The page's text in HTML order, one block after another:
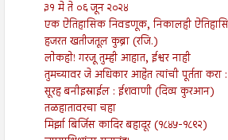
३१ मे ते ०६ जून २०२४
एक ऐतिहासिक निवडणूक, निकालही
हजरत खतीजतूल कुब्रा (रजि.)
लोकहो! गरजू तुम्ही आहात, ईश्वर नाही
तुमच्यावर जे अधिकार आहेत त्यांची पूर्तता करा :
सूरह बनीइस्राईल : ईशवाणी (दिव्य कुरआन)
तळहातावरचा चहा
मिर्झा बिर्जिस कादिर बहादूर (१८४५-१८९२)